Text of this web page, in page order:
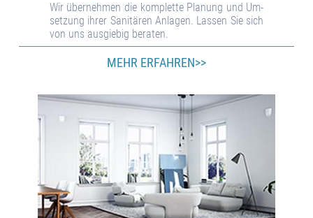
Wir über­neh­men die kom­plet­te Pla­nung und Um­
set­zung ihrer Sani­tä­ren An­la­gen. Las­sen Sie sich
von uns aus­gie­big be­ra­ten.
MEHR ERFAHREN>>